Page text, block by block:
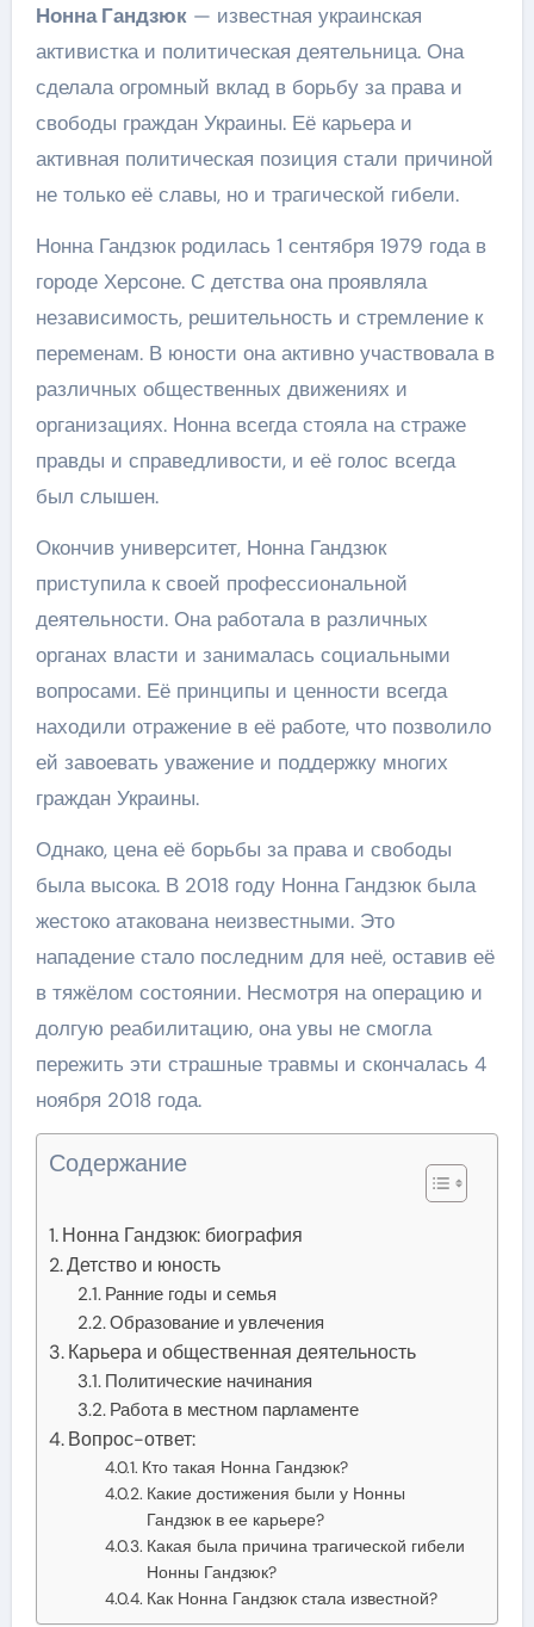
Нонна Гандзюк— известная украинская
активистка и политическая деятельница. Она
сделала огромный вклад в борьбу за права и
свободы граждан Украины. Её карьера и
активная политическая позиция стали причиной
не только её славы, но и трагической гибели.
Нонна Гандзюк родилась 1 сентября 1979 года в
городе Херсоне. С детства она проявляла
независимость, решительность и стремление к
переменам. В юности она активно участвовала в
различных общественных движениях и
организациях. Нонна всегда стояла на страже
правды и справедливости, и её голос всегда
был слышен.
Окончив университет, Нонна Гандзюк
приступила к своей профессиональной
деятельности. Она работала в различных
органах власти и занималась социальными
вопросами. Её принципы и ценности всегда
находили отражение в её работе, что позволило
ей завоевать уважение и поддержку многих
граждан Украины.
Однако, цена её борьбы за права и свободы
была высока. В 2018 году Нонна Гандзюк была
жестоко атакована неизвестными. Это
нападение стало последним для неё, оставив её
в тяжёлом состоянии. Несмотря на операцию и
долгую реабилитацию, она увы не смогла
пережить эти страшные травмы и скончалась 4
ноября 2018 года.
Содержание
Нонна Гандзюк: биография
Детство и юность
Ранние годы и семья
Образование и увлечения
Карьера и общественная деятельность
Политические начинания
Работа в местном парламенте
Вопрос-ответ:
Кто такая Нонна Гандзюк?
Какие достижения были у Нонны
Гандзюк в ее карьере?
Какая была причина трагической гибели
Нонны Гандзюк?
Как Нонна Гандзюк стала известной?